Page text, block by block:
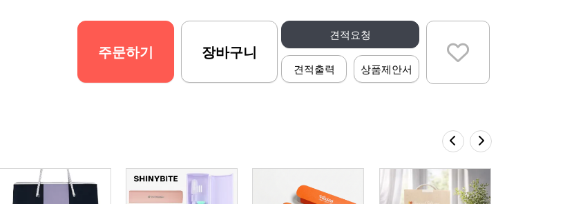
견적요청
견적출력 상품제안서
주문하기 장바구니